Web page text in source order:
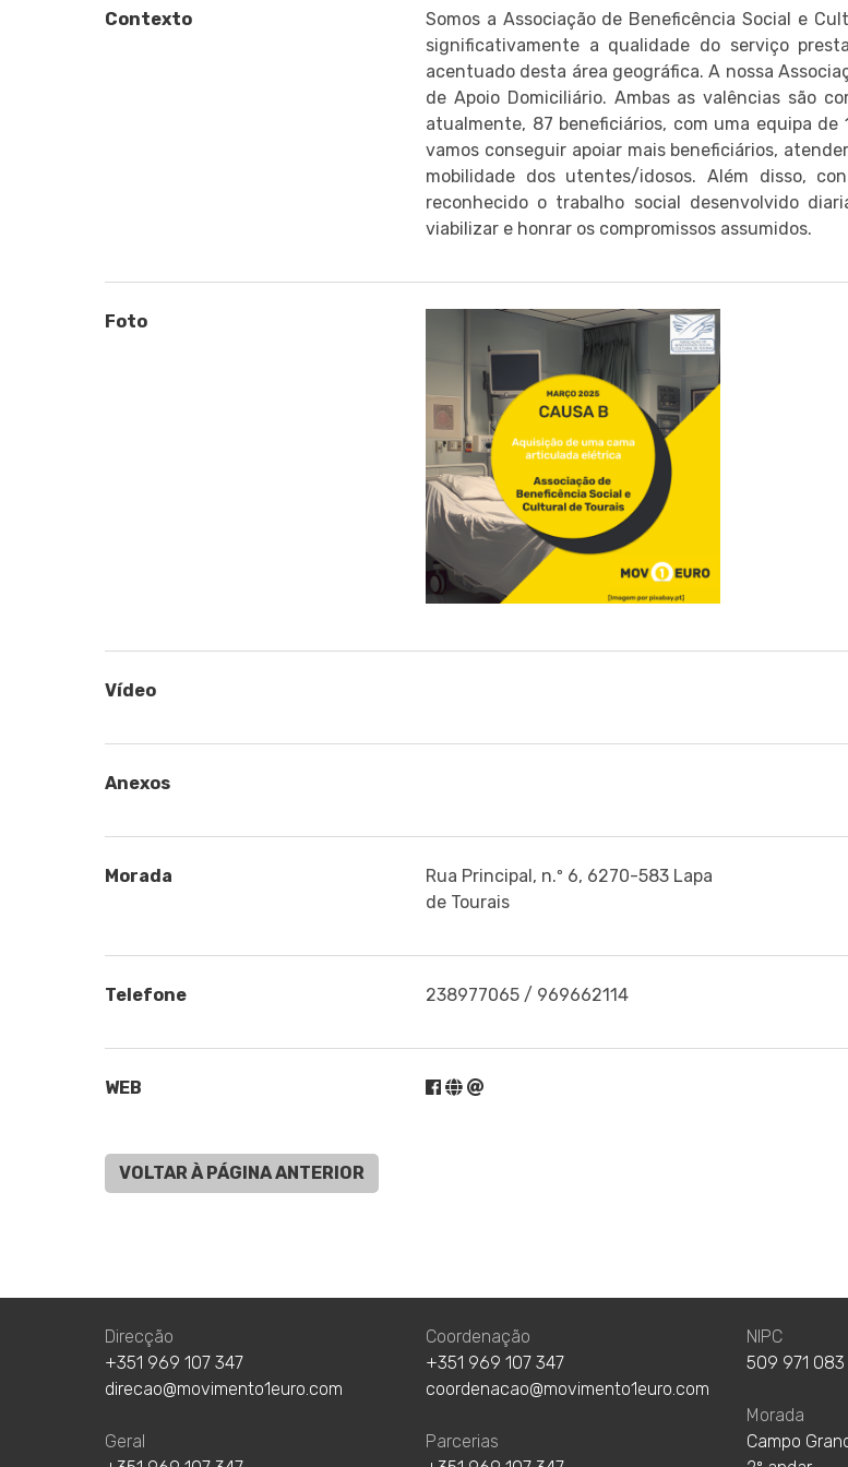
Contexto
Somos a Associação de Beneficência Social e
significativamente a qualidade do serviço
acentuado desta área geográfica. A nossa
de Apoio Domiciliário. Ambas as valências são
atualmente, 87 beneficiários, com uma equipa de
vamos conseguir apoiar mais beneficiários,
mobilidade dos utentes/idosos. Além disso,
reconhecido o trabalho social desenvolvido
viabilizar e honrar os compromissos assumidos.
Foto
Vídeo
Anexos
Morada
Rua Principal, n.º 6, 6270-583 Lapa
de Tourais
Telefone 238977065 / 969662114
WEB
VOLTAR À PÁGINA ANTERIOR
Direcção
+351 969 107 347
direcao@movimento1euro.com
Geral
Coordenação
+351 969 107 347
coordenacao@movimento1euro.com
Parcerias
NIPC
509 971 083
Morada
Campo